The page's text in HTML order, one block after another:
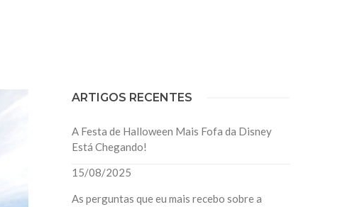
ARTIGOS RECENTES
A Festa de Halloween Mais Fofa da Disney
Está Chegando!
15/08/2025
As perguntas que eu mais recebo sobre a